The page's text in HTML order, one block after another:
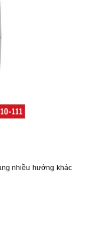
nhiều hướng khác